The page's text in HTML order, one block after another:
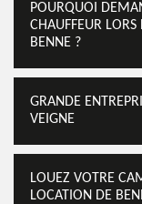
POURQUOI
CHAUFFEUR
BENNE ?
GRANDE
VEIGNE
LOUEZ VOTRE
LOCATION DE